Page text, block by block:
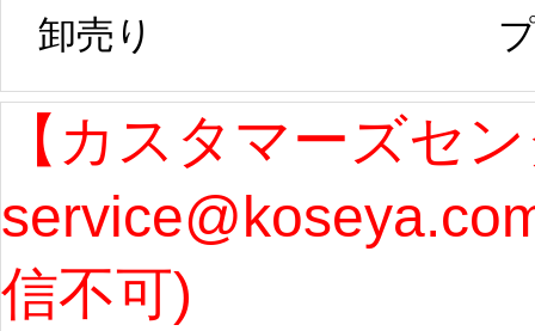
発送予定となり
ます。 ...[more]
たし
ル期
まで
卸売り
【カスタマーズセ
信不可)